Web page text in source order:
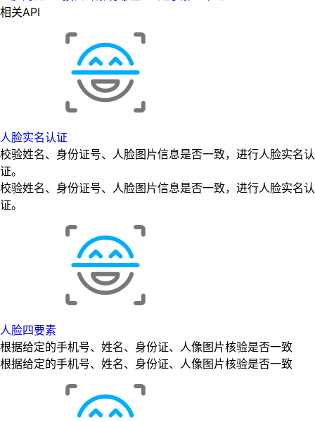
相关API
人脸实名认证
校验姓名、身份证号、人脸图片信息是否一致，进行人脸实名认
证。
校验姓名、身份证号、人脸图片信息是否一致，进行人脸实名认
证。
人脸四要素
根据给定的手机号、姓名、身份证、人像图片核验是否一致
根据给定的手机号、姓名、身份证、人像图片核验是否一致